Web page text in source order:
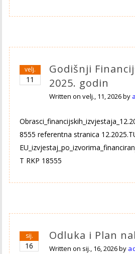
velj.
11
Godišnji
2025. godin
Written onvelj., 11, 2026by
8555 referentna stranica
T RKP 18555
sij.
16
Odluka i Plan
Written on sij., 16, 2026by